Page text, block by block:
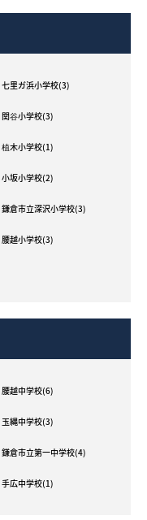
ト）
七里ガ浜小学校(3)
関谷小学校(3)
植木小学校(1)
小坂小学校(2)
鎌倉市立深沢小学校(3)
腰越小学校(3)
腰越中学校(6)
玉縄中学校(3)
鎌倉市立第一中学校(4)
手広中学校(1)